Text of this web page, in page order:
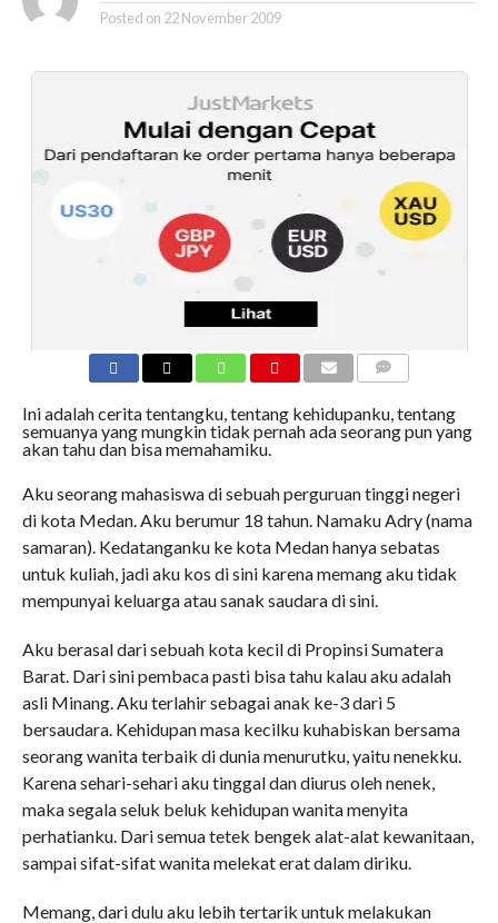
Posted on 22 November 2009
Ini adalah cerita tentangku, tentang kehidupanku, tentang
semuanya yang mungkin tidak pernah ada seorang pun yang
akan tahu dan bisa memahamiku.
Aku seorang mahasiswa di sebuah perguruan tinggi negeri
di kota Medan. Aku berumur 18 tahun. Namaku Adry (nama
samaran). Kedatanganku ke kota Medan hanya sebatas
untuk kuliah, jadi aku kos di sini karena memang aku tidak
mempunyai keluarga atau sanak saudara di sini.
Aku berasal dari sebuah kota kecil di Propinsi Sumatera
Barat. Dari sini pembaca pasti bisa tahu kalau aku adalah
asli Minang. Aku terlahir sebagai anak ke-3 dari 5
bersaudara. Kehidupan masa kecilku kuhabiskan bersama
seorang wanita terbaik di dunia menurutku, yaitu nenekku.
Karena sehari-sehari aku tinggal dan diurus oleh nenek,
maka segala seluk beluk kehidupan wanita menyita
perhatianku. Dari semua tetek bengek alat-alat kewanitaan,
sampai sifat-sifat wanita melekat erat dalam diriku.
Memang, dari dulu aku lebih tertarik untuk melakukan